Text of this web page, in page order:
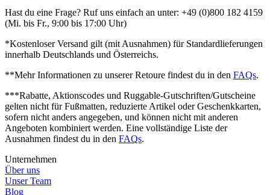
Hast du eine Frage? Ruf uns einfach an unter: +49 (0)800 182 4159
(Mi. bis Fr., 9:00 bis 17:00 Uhr)
*Kostenloser Versand gilt (mit Ausnahmen) für Standardlieferungen
innerhalb Deutschlands und Österreichs.
**Mehr Informationen zu unserer Retoure findest du in den FAQs.
***Rabatte, Aktionscodes und Ruggable-Gutschriften/Gutscheine
gelten nicht für Fußmatten, reduzierte Artikel oder Geschenkkarten,
sofern nicht anders angegeben, und können nicht mit anderen
Angeboten kombiniert werden. Eine vollständige Liste der
Ausnahmen findest du in den FAQs.
Unternehmen
Über uns
Unser Team
Blog